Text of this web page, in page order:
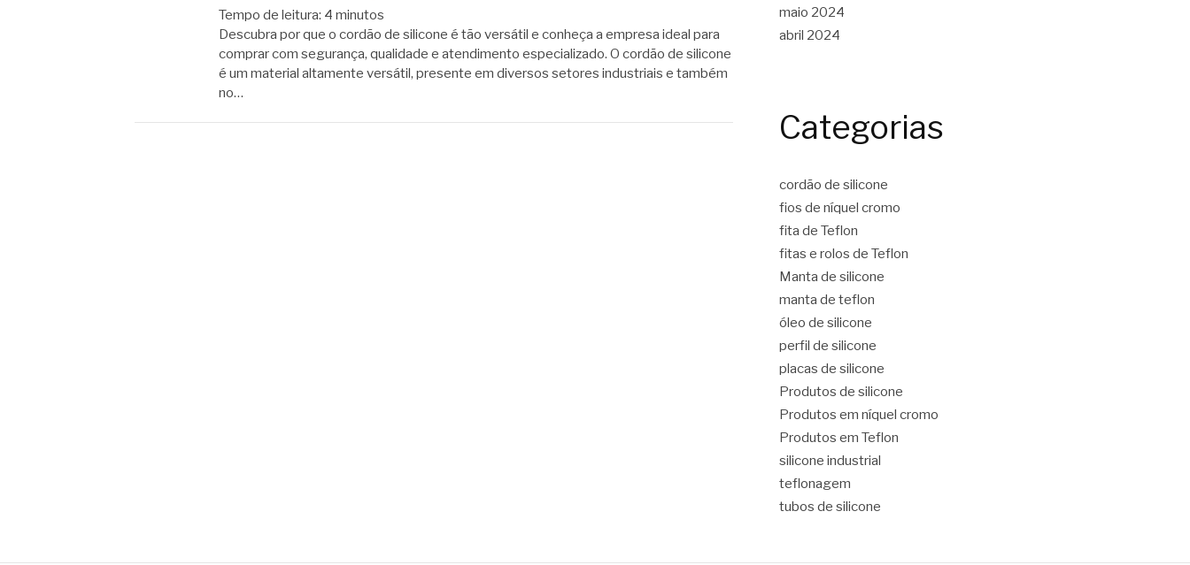
Tempo de leitura: 4 minutos
Descubra por que o cordão de silicone é tão versátil e conheça a empresa ideal para
comprar com segurança, qualidade e atendimento especializado. O cordão de silicone
é um material altamente versátil, presente em diversos setores industriais e também
no…
maio 2024
abril 2024
Categorias
cordão de silicone
fios de níquel cromo
fita de Teflon
fitas e rolos de Teflon
Manta de silicone
manta de teflon
óleo de silicone
perfil de silicone
placas de silicone
Produtos de silicone
Produtos em níquel cromo
Produtos em Teflon
silicone industrial
teflonagem
tubos de silicone